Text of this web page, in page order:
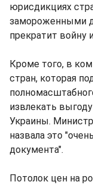
юрисдикциях
замороженными
прекратит войну
Кроме того, в
стран, которая
извлекать
Украины.
назвала это
документа".
Потолок цен на